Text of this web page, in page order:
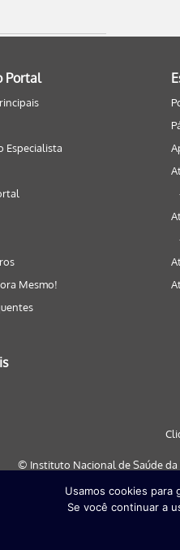
Portal
Especialista
Mesmo!
© Instituto Nacional de Saúde da
melhor visualizado nosUsamos cookies para
Se você continuar a